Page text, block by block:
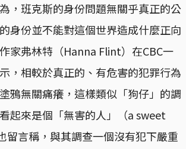
，班克斯的身份問題無關乎真正的公
身份並不能對這個世界造成什麼正向
家弗林特（Hanna Flint）在CBC一
，相較於真正的、有危害的犯罪行為
鴉無關痛癢，這樣類似「狗仔」的調
起來是個「無害的人」（a sweet
留言稱，與其調查一個沒有犯下嚴重